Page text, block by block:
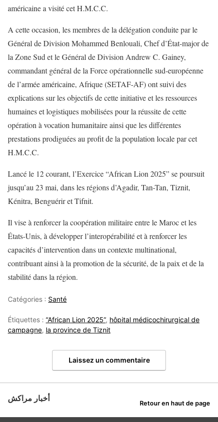
américaine a visité cet H.M.C.C.
A cette occasion, les membres de la délégation conduite par le
Général de Division Mohammed Benlouali, Chef d’État-major de
la Zone Sud et le Général de Division Andrew C. Gainey,
commandant général de la Force opérationnelle sud-européenne
de l’armée américaine, Afrique (SETAF-AF) ont suivi des
explications sur les objectifs de cette initiative et les ressources
humaines et logistiques mobilisées pour la réussite de cette
opération à vocation humanitaire ainsi que les différentes
prestations prodiguées au profit de la population locale par cet
H.M.C.C.
Lancé le 12 courant, l’Exercice “African Lion 2025” se poursuit
jusqu’au 23 mai, dans les régions d’Agadir, Tan-Tan, Tiznit,
Kénitra, Benguérir et Tifnit.
Il vise à renforcer la coopération militaire entre le Maroc et les
États-Unis, à développer l’interopérabilité et à renforcer les
capacités d’intervention dans un contexte multinational,
contribuant ainsi à la promotion de la sécurité, de la paix et de la
stabilité dans la région.
Catégories : Santé
Étiquettes : “African Lion 2025”, hôpital médicochirurgical de
campagne, la province de Tiznit
Laissez un commentaire
أخبار مراكش Retour en haut de page